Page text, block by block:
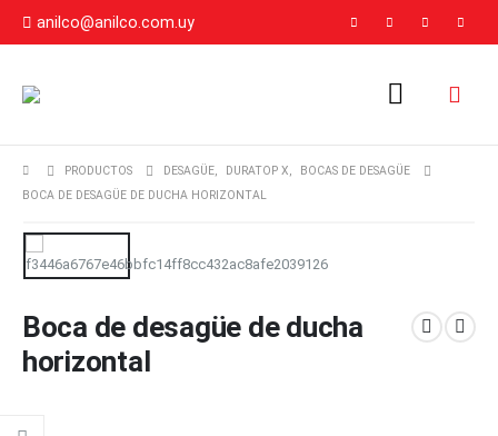
anilco@anilco.com.uy
PRODUCTOS DESAGÜE, DURATOP X,
BOCAS DE DESAGÜE
BOCA DE DESAGÜE DE DUCHA HORIZONTAL
Boca de desagüe de ducha
horizontal